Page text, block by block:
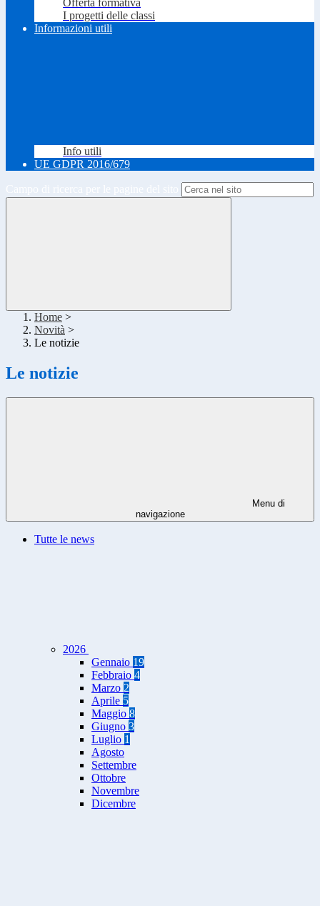
Offerta formativa
I progetti delle classi
Informazioni utili
Info utili
UE GDPR 2016/679
Home >
Novità >
Le notizie
Le notizie
Menu di
navigazione
Tutte le news
2026
Gennaio 19
Febbraio 4
Marzo 2
Aprile 5
Maggio 8
Giugno 3
Luglio 1
Agosto
Settembre
Ottobre
Novembre
Dicembre